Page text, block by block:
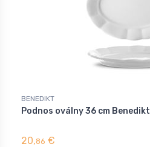
BENEDIKT
Podnos oválny 36 cm Benedikt
20,86 €